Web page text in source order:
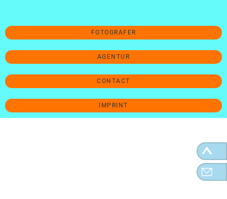
FOTOGRAFER
AGENTUR
CONTACT
IMPRINT